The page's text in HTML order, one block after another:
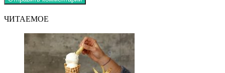
ЧИТАЕМОЕ